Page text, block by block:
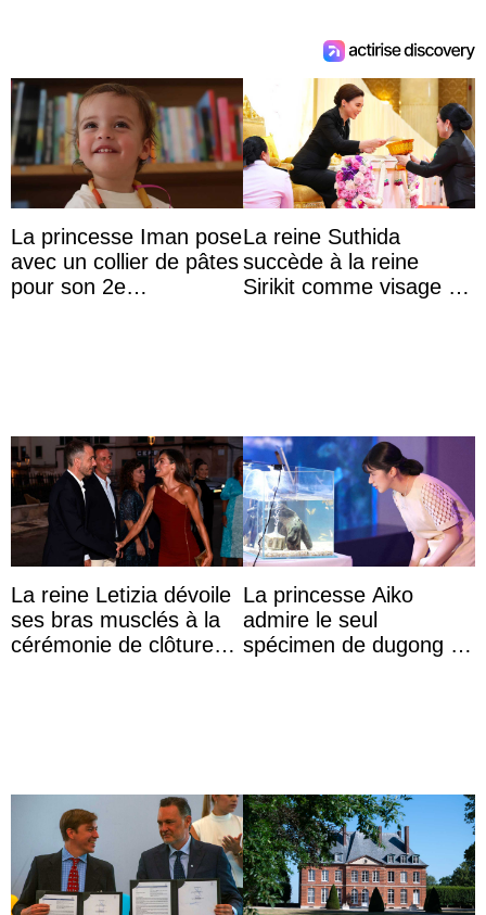
La princesse Iman pose
avec un collier de pâtes
pour son 2e
La reine Suthida
succède à la reine
Sirikit comme visage de
La reine Letizia dévoile
ses bras musclés à la
cérémonie de clôture
La princesse Aiko
admire le seul
spécimen de dugong en